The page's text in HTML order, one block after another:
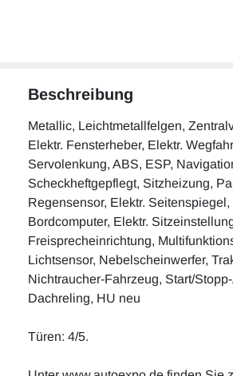
Beschreibung
Metallic, Leichtmetallfelgen,
Elektr. Fensterheber, Elektr.
Servolenkung, ABS, ESP,
Scheckheftgepflegt, Sitzheizung,
Regensensor, Elektr. Seitenspiegel,
Bordcomputer, Elektr.
Freisprecheinrichtung,
Lichtsensor, Nebelscheinwerfer,
Nichtraucher-Fahrzeug, Start/
Dachreling, HU neu
Türen: 4/5.